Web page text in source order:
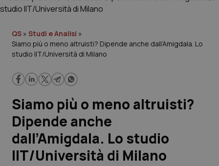
Governo e Parlamento
Regioni e Asl
Lavoro e Professioni
Scienza e Farmaci
Studi e Analisi
QS » Studi e Analisi »
Siamo più o meno altruisti? Dipende anche dall’Amigdala. Lo
studio IIT/Università di Milano
Siamo più o meno altruisti?
Dipende anche
dall’Amigdala. Lo studio
IIT/Università di Milano